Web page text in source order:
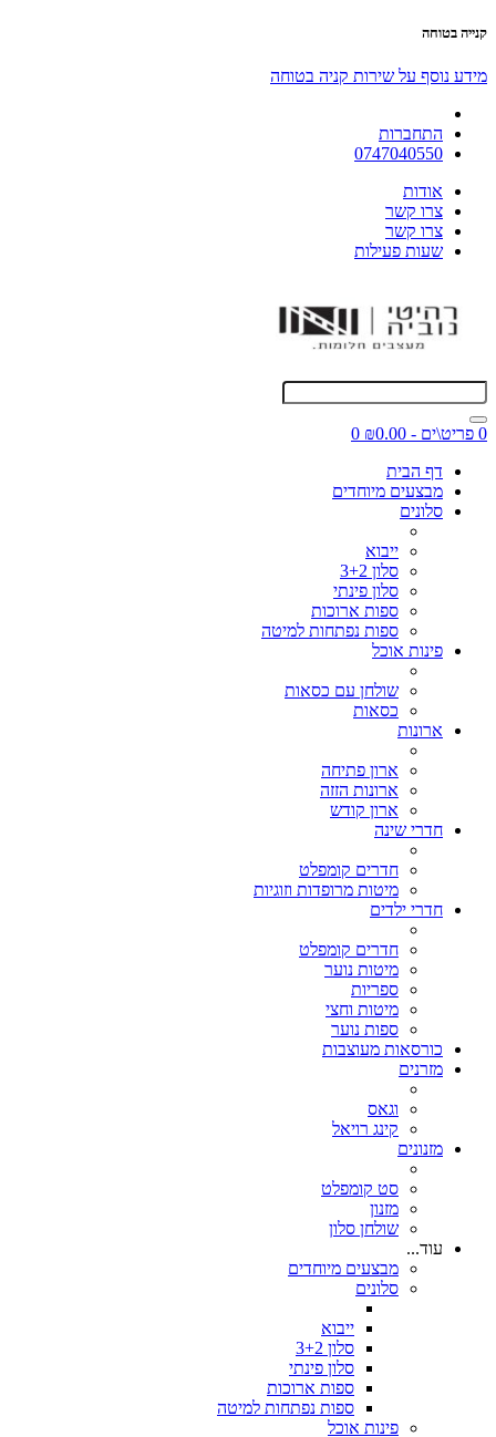
קנייה בטוחה
מידע נוסף על שירות קניה בטוחה
התחברות
0747040550
אודות
צרו קשר
צרו קשר
שעות פעילות
0 פריט\ים - ₪0.00
0
דף הבית
מבצעים מיוחדים
סלונים
ייבוא
סלון 3+2
סלון פינתי
ספות ארוכות
ספות נפתחות למיטה
פינות אוכל
שולחן עם כסאות
כסאות
ארונות
ארון פתיחה
ארונות הזזה
ארון קודש
חדרי שינה
חדרים קומפלט
מיטות מרופדות וזוגיות
חדרי ילדים
חדרים קומפלט
מיטות נוער
ספריות
מיטות וחצי
ספות נוער
כורסאות מעוצבות
מזרנים
וגאס
קינג רויאל
מזנונים
סט קומפלט
מזנון
שולחן סלון
עוד...
מבצעים מיוחדים
סלונים
ייבוא
סלון 3+2
סלון פינתי
ספות ארוכות
ספות נפתחות למיטה
פינות אוכל